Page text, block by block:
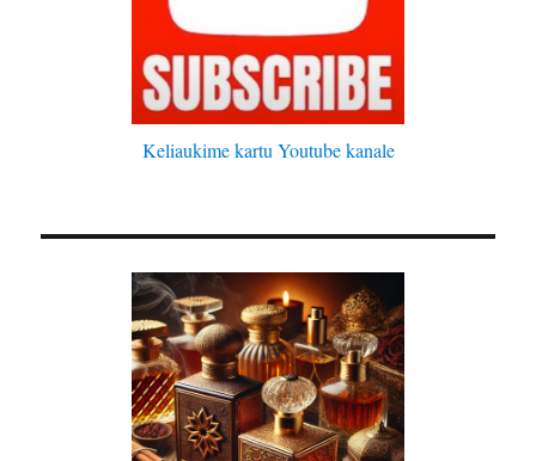
Keliaukime kartu Youtube kanale